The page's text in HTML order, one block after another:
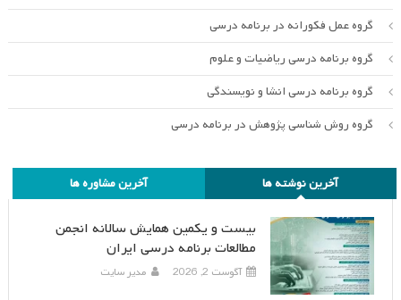
گروه عمل فکورانه در برنامه درسی
گروه برنامه درسی ریاضیات و علوم
گروه برنامه درسی انشا و نویسندگی
گروه روش شناسی پژوهش در برنامه درسی
آخرین نوشته ها آخرین مشاوره ها
بیست و یکمین همایش سالانه انجمن
مطالعات برنامه درسی ایران
آگوست 2, 2026 مدیر سایت